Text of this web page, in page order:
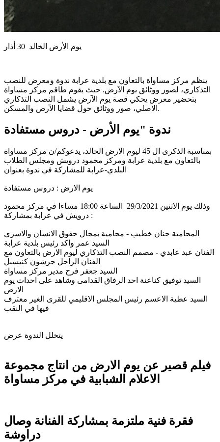
ينظم مركز مساواة بالتعاون مع بلدية عرابة ندوة ومعرض للنصب
التذكاري، لصور ووثائق يوم الآرض. حيث يقوم طاقم مركز مساواة
بتحضير معرض يحكي قصة يوم الآرض يشمل النصب التذكاري
الاصلي، صور ووثائق حول قضايا الآرض والمسكن.
بمناسبة الذكرى ال 45 ليوم الارض الخالد، يدعوكم/ن مركز مساواة
بالتعاون مع بلدية عرابة ومركز محمود درويش ومجلس الطلاب
البلدي-عرابة للمشاركة في ندوة بعنوان
يوم الارض : دروس مستفادة
وذلك يوم الاثنين 29/3/2021 الساعة 18:00 مساءا في مركز محمود
درويش في عرابة بمشاركة :
الفنان عبد عابدي - مصمم النصب التذكاري ليوم الارض بالتعاون مع
الفنان الراحل جرشون كنيسبل
السيد توفيق كناعنة احد الرفاق القدامى وشاهد على احداث يوم
الارض
السيد عطية الاعسم رئيس المجلس الاقليمي للقرى الغير معترف
فيها في النقب
يتخلل الندوة عرض
فيلم قصير عن يوم الارض من انتاج مجموعة
الاعلام الشبابية في مركز مساواة
فقرة فنية ملتزمة بمشاركة الفنانة وصال
دراوشة